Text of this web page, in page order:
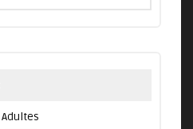
Adultes